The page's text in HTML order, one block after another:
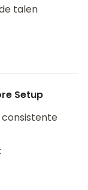
talen
Setup
consistente